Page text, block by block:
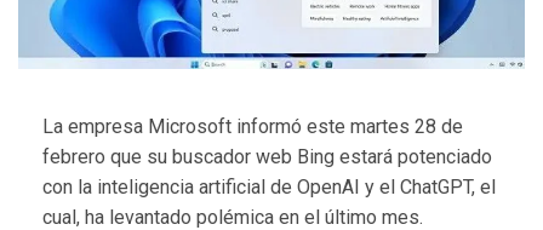
La empresa Microsoft informó este martes 28 de
febrero que su buscador web Bing estará potenciado
con la inteligencia artificial de OpenAI y el ChatGPT, el
cual, ha levantado polémica en el último mes.